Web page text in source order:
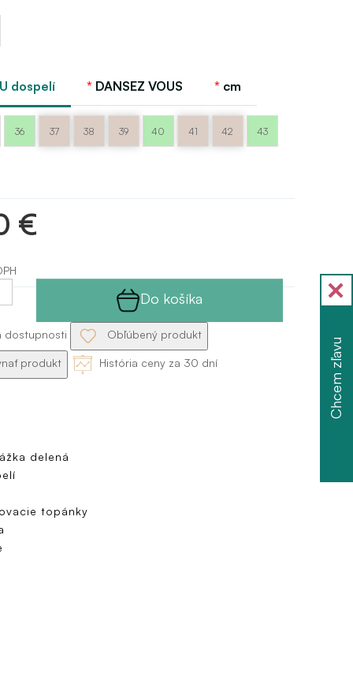
dospelí DANSEZ VOUS cm
36 37 38 39 40 41 42 43
€
Do košíka
dostupnosti Obľúbený produkt
produkt História ceny za 30 dní
delená
topánky
Chcem zľavu